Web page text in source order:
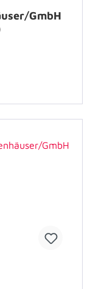
GmbH